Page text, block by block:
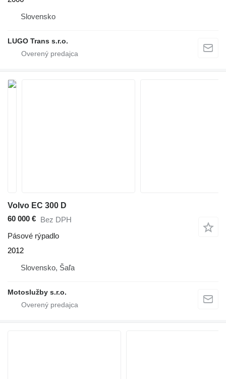
Slovensko
LUGO Trans s.r.o.
Volvo EC 300 D
60 000 € Bez DPH
Pásové rýpadlo
2012
Slovensko, Šaľa
Motoslužby s.r.o.